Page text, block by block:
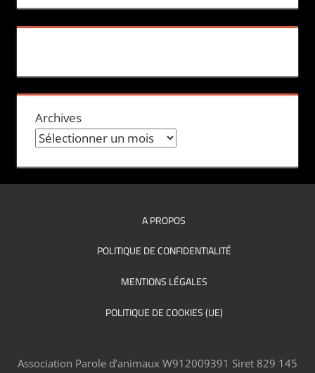
Archives
A PROPOS
POLITIQUE DE CONFIDENTIALITÉ
MENTIONS LÉGALES
POLITIQUE DE COOKIES (UE)
Association Parole d’animaux W912009391 Siret 829 145